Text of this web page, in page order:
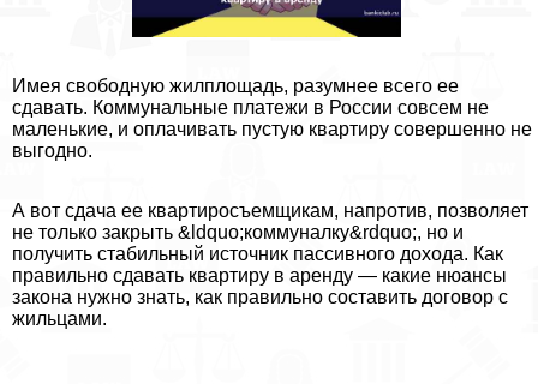
Имея свободную жилплощадь, разумнее всего ее
сдавать. Коммунальные платежи в России совсем не
маленькие, и оплачивать пустую квартиру совершенно не
выгодно.
А вот сдача ее квартиросъемщикам, напротив, позволяет
не только закрыть &ldquo;коммуналку&rdquo;, но и
получить стабильный источник пассивного дохода. Как
правильно сдавать квартиру в аренду — какие нюансы
закона нужно знать, как правильно составить договор с
жильцами.